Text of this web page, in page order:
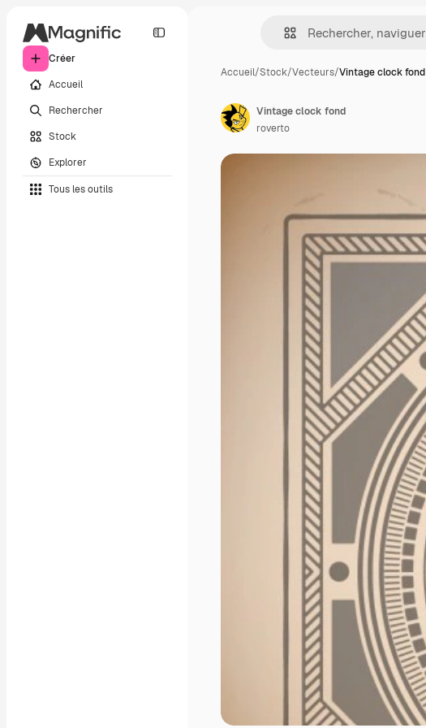
Créer
Accueil
Rechercher
Stock
Explorer
Tous les outils
Accueil/Stock/Vecteurs/Vintage clock fond
Vintage clock fond
roverto